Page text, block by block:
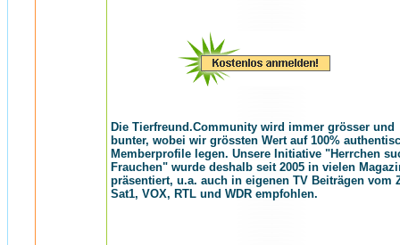
Die Tierfreund.Community wird immer grösser und
bunter, wobei wir grössten Wert auf 100%
Memberprofile legen. Unsere Initiative "Herrchen
Frauchen" wurde deshalb seit 2005 in vielen
präsentiert, u.a. auch in eigenen TV Beiträgen vom
Sat1, VOX, RTL und WDR empfohlen.